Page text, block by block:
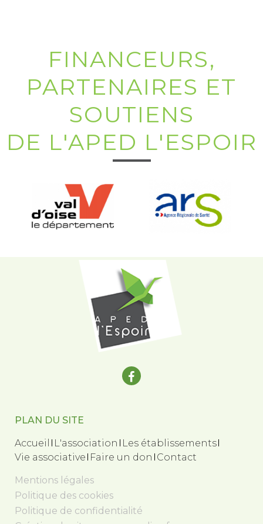
FINANCEURS,
PARTENAIRES ET
SOUTIENS
DE L'APED L'ESPOIR
PLAN DU SITE
Accueil L'association Les établissements
Vie associative Faire un don Contact
Mentions légales
Politique des cookies
Politique de confidentialité